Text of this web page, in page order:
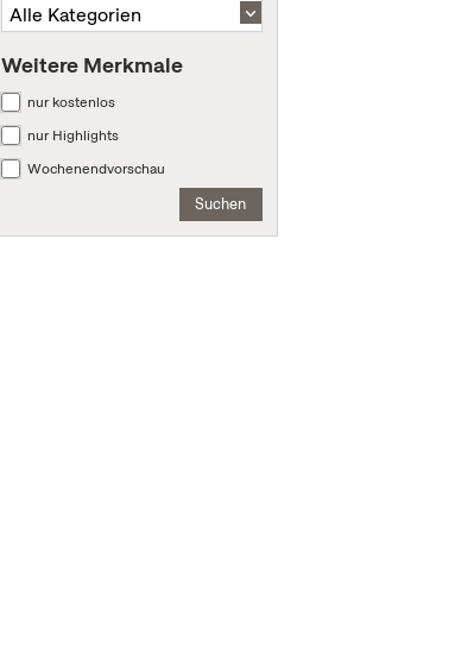
Weitere Merkmale
nur kostenlos
nur Highlights
Wochenendvorschau
Suchen